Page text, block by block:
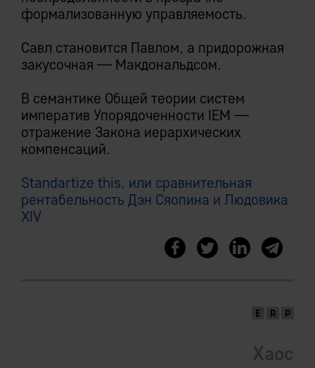
формализованную управляемость.
Савл становится Павлом, а придорожная
закусочная — Макдональдсом.
В семантике Общей теории систем
императив Упорядоченности IEM —
отражение Закона иерархических
компенсаций.
Standartize this, или сравнительная
рентабельность Дэн Сяопина и Людовика
XIV
Хаос